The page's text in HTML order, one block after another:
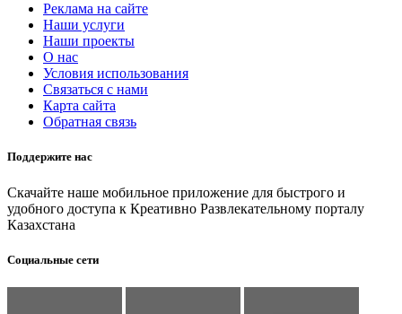
Реклама на сайте
Наши услуги
Наши проекты
О нас
Условия использования
Связаться с нами
Карта сайта
Обратная связь
Поддержите нас
Скачайте наше мобильное приложение для быстрого и
удобного доступа к Креативно Развлекательному порталу
Казахстана
Социальные сети